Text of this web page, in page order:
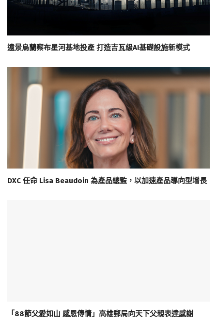
遠景烏蘭察布星河基地投產 打造吉瓦級AI基礎設施新模式
DXC 任命 Lisa Beaudoin 為產品總監，以加速產品導向型增長
「88節父愛如山 感恩傳情」高雄郵局向天下父親表達感謝